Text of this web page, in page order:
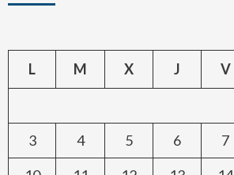
L M X J V
3
4 5 6 7